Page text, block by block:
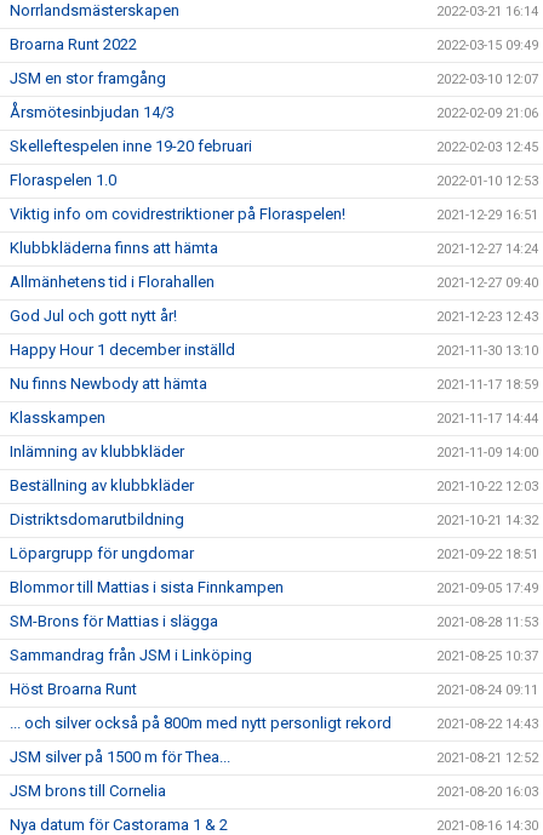
Norrlandsmästerskapen 2022-03-21 16:14
Broarna Runt 2022 2022-03-15 09:49
JSM en stor framgång 2022-03-10 12:07
Årsmötesinbjudan 14/3 2022-02-09 21:06
Skelleftespelen inne 19-20 februari 2022-02-03 12:45
Floraspelen 1.0 2022-01-10 12:53
Viktig info om covidrestriktioner på Floraspelen! 2021-12-29 16:51
Klubbkläderna finns att hämta 2021-12-27 14:24
Allmänhetens tid i Florahallen 2021-12-27 09:40
God Jul och gott nytt år! 2021-12-23 12:43
Happy Hour 1 december inställd 2021-11-30 13:10
Nu finns Newbody att hämta 2021-11-17 18:59
Klasskampen 2021-11-17 14:44
Inlämning av klubbkläder 2021-11-09 14:00
Beställning av klubbkläder 2021-10-22 12:03
Distriktsdomarutbildning 2021-10-21 14:32
Löpargrupp för ungdomar 2021-09-22 18:51
Blommor till Mattias i sista Finnkampen 2021-09-05 17:49
SM-Brons för Mattias i slägga 2021-08-28 11:53
Sammandrag från JSM i Linköping 2021-08-25 10:37
Höst Broarna Runt 2021-08-24 09:11
... och silver också på 800m med nytt personligt rekord 2021-08-22 14:43
JSM silver på 1500 m för Thea... 2021-08-21 12:52
JSM brons till Cornelia 2021-08-20 16:03
Nya datum för Castorama 1 & 2 2021-08-16 14:30